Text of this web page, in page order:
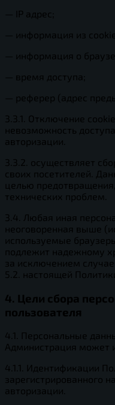
— IP адрес;
— информация из
— информация о
— время доступа;
— реферер (адрес
3.3.1. Отключение
невозможность
авторизации.
3.3.2. осуществляет
своих посетителей.
целью
технических проблем.
3.4. Любая иная
неоговоренная выше
используемые
подлежит надежному
за исключением
5.2. настоящей
4. Цели сбора
пользователя
4.1. Персональные
Администрация может
4.1.1. Идентификации
зарегистрированного
авторизации.